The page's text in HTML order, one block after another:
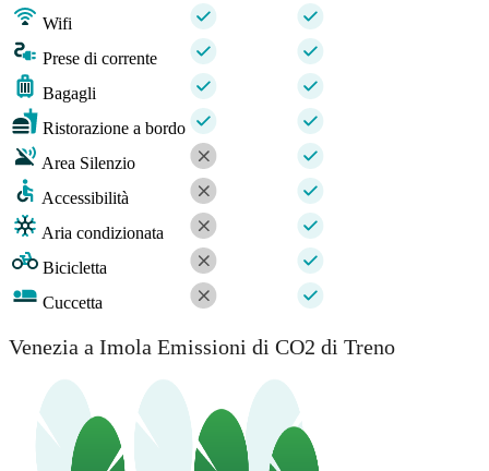
Wifi
Prese di corrente
Bagagli
Ristorazione a bordo
Area Silenzio
Accessibilità
Aria condizionata
Bicicletta
Cuccetta
Venezia a Imola Emissioni di CO2 di Treno